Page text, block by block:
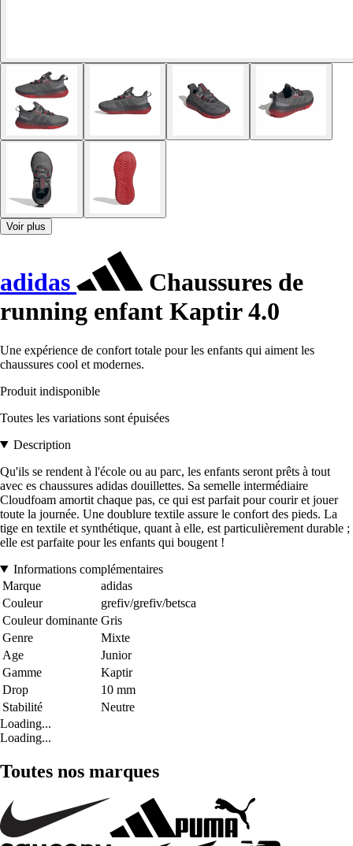
Voir plus
adidas
Chaussures de
running enfant Kaptir 4.0
Une expérience de confort totale pour les enfants qui aiment les
chaussures cool et modernes.
Produit indisponible
Toutes les variations sont épuisées
Description
Qu'ils se rendent à l'école ou au parc, les enfants seront prêts à tout
avec es chaussures adidas douillettes. Sa semelle intermédiaire
Cloudfoam amortit chaque pas, ce qui est parfait pour courir et jouer
toute la journée. Une doublure textile assure le confort des pieds. La
tige en textile et synthétique, quant à elle, est particulièrement durable ;
elle est parfaite pour les enfants qui bougent !
Informations complémentaires
Marque
adidas
Couleur
grefiv/grefiv/betsca
Couleur dominante Gris
Genre
Mixte
Age
Junior
Gamme
Kaptir
Drop
10 mm
Stabilité
Neutre
Loading...
Loading...
Toutes nos marques